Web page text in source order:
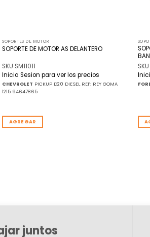
SOPORTES DE MOTOR
SOPORTE DE MOTOR AS DELANTERO
SKU SM11011
Inicia Sesion para ver los precios
CHEVROLET PICKUP D20 DIESEL REF: REY GOMA
1215 94647865
AGREGAR
juntos